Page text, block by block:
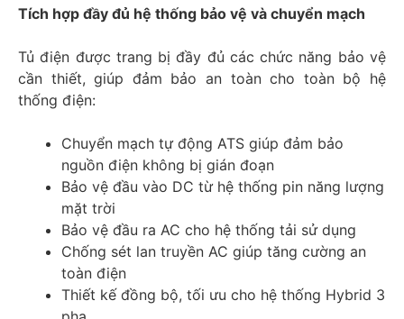
Tích hợp đầy đủ hệ thống bảo vệ và chuyển mạch
Tủ điện được trang bị đầy đủ các chức năng bảo vệ
cần thiết, giúp đảm bảo an toàn cho toàn bộ hệ
thống điện:
Chuyển mạch tự động ATS giúp đảm bảo
nguồn điện không bị gián đoạn
Bảo vệ đầu vào DC từ hệ thống pin năng lượng
mặt trời
Bảo vệ đầu ra AC cho hệ thống tải sử dụng
Chống sét lan truyền AC giúp tăng cường an
toàn điện
Thiết kế đồng bộ, tối ưu cho hệ thống Hybrid 3